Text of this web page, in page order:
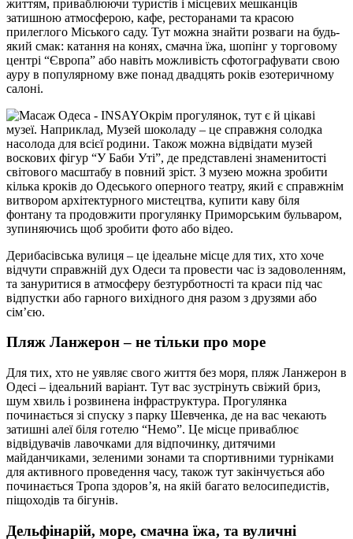
життям, приваблюючи туристів і місцевих мешканців
затишною атмосферою, кафе, ресторанами та красою
прилеглого Міського саду. Тут можна знайти розваги на будь-
який смак: катання на конях, смачна їжа, шопінг у торговому
центрі “Європа” або навіть можливість сфотографувати свою
ауру в популярному вже понад двадцять років езотеричному
салоні.
Окрім прогулянок, тут є й цікаві
музеї. Наприклад, Музей шоколаду – це справжня солодка
насолода для всієї родини. Також можна відвідати музей
воскових фігур “У Баби Уті”, де представлені знаменитості
світового масштабу в повний зріст. З музею можна зробити
кілька кроків до Одеського оперного театру, який є справжнім
витвором архітектурного мистецтва, купити каву біля
фонтану та продовжити прогулянку Приморським бульваром,
зупиняючись щоб зробити фото або відео.
Дерибасівська вулиця – це ідеальне місце для тих, хто хоче
відчути справжній дух Одеси та провести час із задоволенням,
та зануритися в атмосферу безтурботності та краси під час
відпустки або гарного вихідного дня разом з друзями або
сім’єю.
Пляж Ланжерон – не тільки про море
Для тих, хто не уявляє свого життя без моря, пляж Ланжерон в
Одесі – ідеальний варіант. Тут вас зустрінуть свіжий бриз,
шум хвиль і розвинена інфраструктура. Прогулянка
починається зі спуску з парку Шевченка, де на вас чекають
затишні алеї біля готелю “Немо”. Це місце приваблює
відвідувачів лавочками для відпочинку, дитячими
майданчиками, зеленими зонами та спортивними турніками
для активного проведення часу, також тут закінчується або
починається Тропа здоров’я, на якій багато велосипедистів,
піщоходів та бігунів.
Дельфінарій, море, смачна їжа, та вуличні